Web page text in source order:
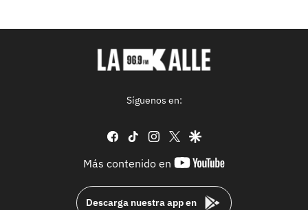
Síguenos en:
facebook
tiktok instagram
twittergoogle
Más contenido en
youtube-
Descarga nuestra app en